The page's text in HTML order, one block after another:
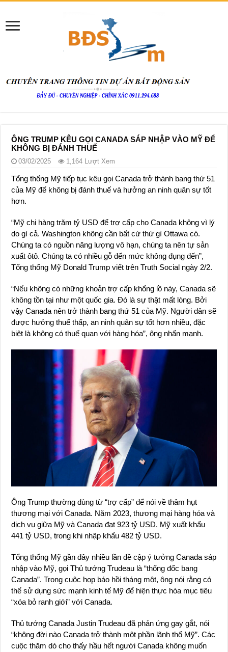
ÔNG TRUMP KÊU GỌI CANADA SÁP NHẬP VÀO MỸ ĐỂ
KHÔNG BỊ ĐÁNH THUẾ
03/02/2025 1,164 Lượt Xem
Tổng thống Mỹ tiếp tục kêu gọi Canada trở thành bang thứ 51
của Mỹ để không bị đánh thuế và hưởng an ninh quân sự tốt
hơn.
“Mỹ chi hàng trăm tỷ USD để trợ cấp cho Canada không vì lý
do gì cả. Washington không cần bất cứ thứ gì Ottawa có.
Chúng ta có nguồn năng lượng vô hạn, chúng ta nên tự sản
xuất ôtô. Chúng ta có nhiều gỗ đến mức không đụng đến”,
Tổng thống Mỹ Donald Trump viết trên Truth Social ngày 2/2.
“Nếu không có những khoản trợ cấp khổng lồ này, Canada sẽ
không tồn tại như một quốc gia. Đó là sự thật mất lòng. Bởi
vậy Canada nên trở thành bang thứ 51 của Mỹ. Người dân sẽ
được hưởng thuế thấp, an ninh quân sự tốt hơn nhiều, đặc
biệt là không có thuế quan với hàng hóa”, ông nhấn mạnh.
Ông Trump thường dùng từ “trợ cấp” để nói về thâm hụt
thương mại với Canada. Năm 2023, thương mại hàng hóa và
dịch vụ giữa Mỹ và Canada đạt 923 tỷ USD. Mỹ xuất khẩu
441 tỷ USD, trong khi nhập khẩu 482 tỷ USD.
Tổng thống Mỹ gần đây nhiều lần đề cập ý tưởng Canada sáp
nhập vào Mỹ, gọi Thủ tướng Trudeau là “thống đốc bang
Canada”. Trong cuộc họp báo hồi tháng một, ông nói rằng có
thể sử dụng sức mạnh kinh tế Mỹ để hiện thực hóa mục tiêu
“xóa bỏ ranh giới” với Canada.
Thủ tướng Canada Justin Trudeau đã phản ứng gay gắt, nói
“không đời nào Canada trở thành một phần lãnh thổ Mỹ”. Các
cuộc thăm dò cho thấy hầu hết người Canada không muốn